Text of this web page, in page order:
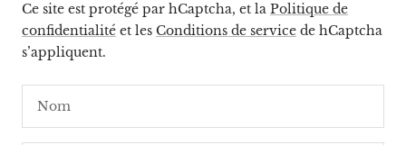
Ce site est protégé par hCaptcha, et la Politique de
confidentialité et les Conditions de service de hCaptcha
s’appliquent.
Nom